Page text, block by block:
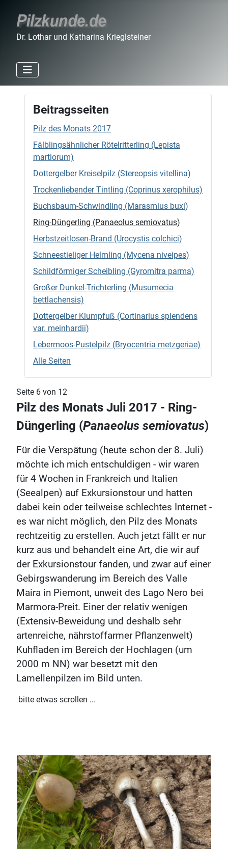
Dr. Lothar und Katharina Krieglsteiner
Beitragsseiten
Pilz des Monats 2017
Fälblingsähnlicher Rötelritterling (Lepista
martiorum)
Dottergelber Kreiselpilz (Stereopsis vitellina)
Trockenliebender Tintling (Coprinus xerophilus)
Buchsbaum-Schwindling (Marasmius buxi)
Ring-Düngerling (Panaeolus semiovatus)
Herbstzeitlosen-Brand (Urocystis colchici)
Schneestieliger Helmling (Mycena niveipes)
Schildförmiger Scheibling (Gyromitra parma)
Großer Dunkel-Trichterling (Musumecia
bettlachensis)
Dottergelber Klumpfuß (Cortinarius splendens
var. meinhardii)
Lebermoos-Pustelpilz (Bryocentria metzgeriae)
Alle Seiten
Seite 6 von 12
Pilz des Monats Juli 2017 - Ring-
Düngerling (Panaeolus semiovatus)
Für die Verspätung (heute schon der 8. Juli)
möchte ich mich entschuldigen - wir waren
für 4 Wochen in Frankreich und Italien
(Seealpen) auf Exkursionstour und hatten
dabei kein oder teilweise schlechtes Internet -
es war nicht möglich, den Pilz des Monats
rechtzeitig zu erstellen. Auch jetzt fällt er nur
kurz aus und behandelt eine Art, die wir auf
der Exkursionstour fanden, und zwar auf einer
Gebirgswanderung im Bereich des Valle
Maira in Piemont, unweit des Lago Nero bei
Marmora-Preit. Einer der relativ wenigen
(Extensiv-Beweidung und deshalb sehr
artenreiche, nährstoffarmer Pflanzenwelt)
Kuhfladen im Bereich der Hochlagen (um
2000 m NN) war besetzt mit den
Lamellenpilzen im Bild unten.
bitte etwas scrollen ...